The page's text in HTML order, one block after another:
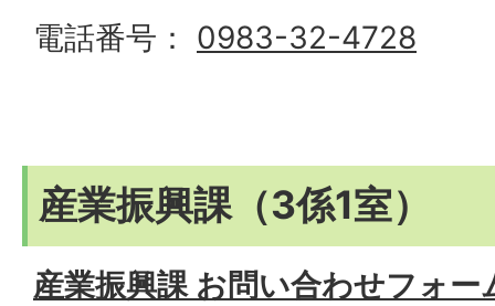
電話番号： 0983-32-4728
産業振興課（3係1室）
産業振興課 お問い合わせフォー